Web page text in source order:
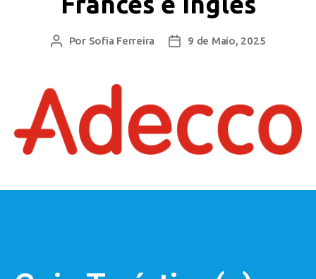
Por Sofia Ferreira 9 de Maio, 2025